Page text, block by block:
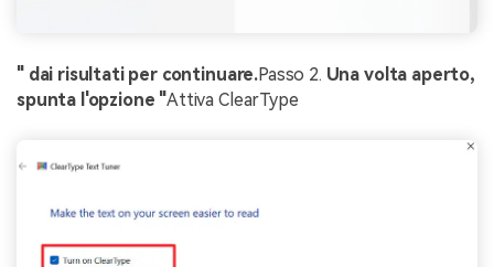
" dai risultati per continuare.Passo 2. Una volta aperto,
spunta l'opzione "Attiva ClearType